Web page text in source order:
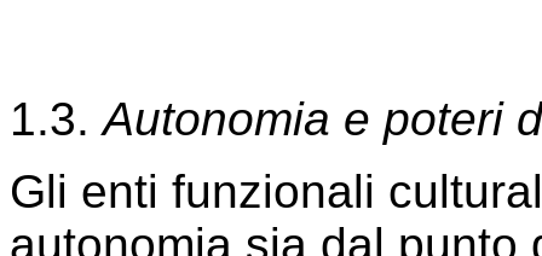
1.3.Autonomia e poteri
Gli enti funzionali
autonomia sia dal punto